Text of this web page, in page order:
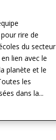
rire de
du secteur
lien avec le
planète et le
les
dans la...